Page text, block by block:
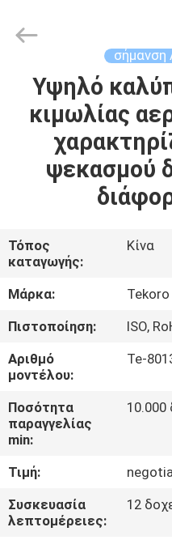
ΣΠΊΤΙ
ΠΡΟΪΌΝΤΑ
ΣΧΕΤΙΚΆ
ΕΜΆΣ
ΕΠΙΣΚΕΨΉ
ΕΡΓΟΣΤΑΣΊΟΥ
ΈΛΕΓΧΟΣ
ΠΟΙΌΤΗΤΑΣ
ΜΑΖΊ
ΜΑΣ
INDUSTRY
Reserved.
σήμανση
Υψηλό
κιμωλίας
ψεκασμού
Τόπος
καταγωγής:
Κίνα
Μάρκα:
Tekoro
Πιστοποίηση:
ISO,
Αριθμό
μοντέλου:
Te-
Ποσότητα
παραγγελίας
min:
10.000
Τιμή:
Συσκευασία
λεπτομέρειες:
12